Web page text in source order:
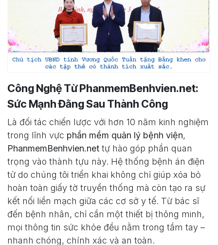
Công Nghệ Từ PhanmemBenhvien.net:
Sức Mạnh Đằng Sau Thành Công
Là đối tác chiến lược với hơn 10 năm kinh nghiệm
trong lĩnh vực phần mềm quản lý bệnh viện,
PhanmemBenhvien.net tự hào góp phần quan
trọng vào thành tựu này. Hệ thống bệnh án điện
tử do chúng tôi triển khai không chỉ giúp xóa bỏ
hoàn toàn giấy tờ truyền thống mà còn tạo ra sự
kết nối liền mạch giữa các cơ sở y tế. Từ bác sĩ
đến bệnh nhân, chỉ cần một thiết bị thông minh,
mọi thông tin sức khỏe đều nằm trong tầm tay –
nhanh chóng, chính xác và an toàn.